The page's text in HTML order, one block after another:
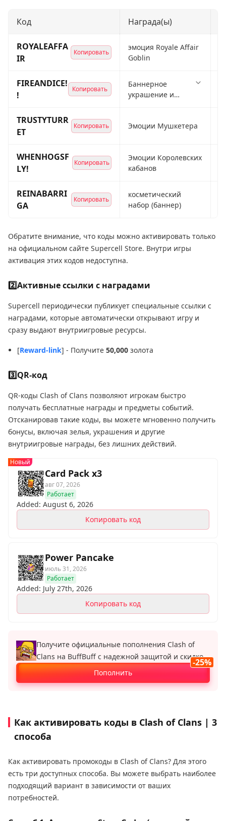
Код Награда(ы)
ROYALEAFFA
IR
Копировать
эмоция Royale Affair
Goblin
FIREANDICE!
!
Копировать
Баннерное
украшение и
TRUSTYTURR
ET
Копировать Эмоции Мушкетера
WHENHOGSF
LY!
Копировать
Эмоции Королевских
кабанов
REINABARRI
GA
Копировать
косметический
набор (баннер)
Обратите внимание, что коды можно активировать только
на официальном сайте Supercell Store. Внутри игры
активация этих кодов недоступна.
2️⃣Активные ссылки с наградами
Supercell периодически публикует специальные ссылки с
наградами, которые автоматически открывают игру и
сразу выдают внутриигровые ресурсы.
[Reward-link] - Получите 50,000 золота
3️⃣QR-код
QR-коды Clash of Clans позволяют игрокам быстро
получать бесплатные награды и предметы событий.
Отсканировав такие коды, вы можете мгновенно получить
бонусы, включая зелья, украшения и другие
внутриигровые награды, без лишних действий.
Card Pack x3
авг 07, 2026
Работает
Added: August 6, 2026
Копировать код
Новый
Power Pancake
июль 31, 2026
Работает
Added: July 27th, 2026
Копировать код
Получите официальные пополнения Clash of
Clans на BuffBuff с надежной защитой и скидкой
до 25 %.
Пополнить
-25%
Как активировать коды в Clash of Clans | 3
способа
Как активировать промокоды в Clash of Clans? Для этого
есть три доступных способа. Вы можете выбрать наиболее
подходящий вариант в зависимости от ваших
потребностей.